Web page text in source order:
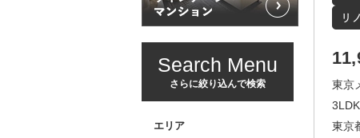
Search Menu
さらに絞り込んで検索
エリア
東京
東京